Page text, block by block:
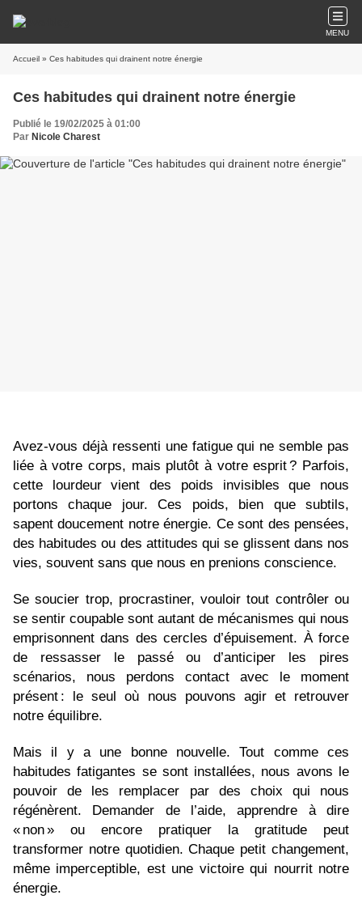
MENU
Accueil » Ces habitudes qui drainent notre énergie
Ces habitudes qui drainent notre énergie
Publié le 19/02/2025 à 01:00
Par Nicole Charest
Avez-vous déjà ressenti une fatigue qui ne semble pas
liée à votre corps, mais plutôt à votre esprit ? Parfois,
cette lourdeur vient des poids invisibles que nous
portons chaque jour. Ces poids, bien que subtils,
sapent doucement notre énergie. Ce sont des pensées,
des habitudes ou des attitudes qui se glissent dans nos
vies, souvent sans que nous en prenions conscience.
Se soucier trop, procrastiner, vouloir tout contrôler ou
se sentir coupable sont autant de mécanismes qui nous
emprisonnent dans des cercles d’épuisement. À force
de ressasser le passé ou d’anticiper les pires
scénarios, nous perdons contact avec le moment
présent : le seul où nous pouvons agir et retrouver
notre équilibre.
Mais il y a une bonne nouvelle. Tout comme ces
habitudes fatigantes se sont installées, nous avons le
pouvoir de les remplacer par des choix qui nous
régénèrent. Demander de l’aide, apprendre à dire
« non » ou encore pratiquer la gratitude peut
transformer notre quotidien. Chaque petit changement,
même imperceptible, est une victoire qui nourrit notre
énergie.